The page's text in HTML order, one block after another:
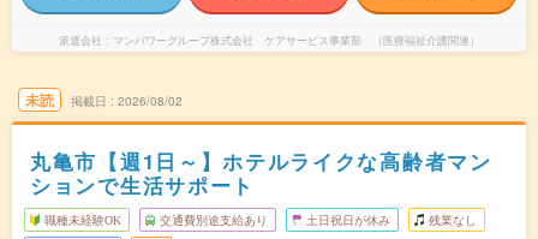
派遣会社 マンパワーグループ株式会社 ケアサービス事業部 （医療福祉介護関連）
未読 掲載日 2026/08/02
丸亀市【週1日～】ホテルライクな高齢者マン
ションで生活サポート
職種未経験OK 交通費別途支給あり 土日祝日が休み 残業なし